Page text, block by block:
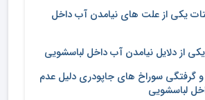
یکی از علت های نیامدن آب داخل
از دلایل نیامدن آب داخل لباسشویی
سوراخ های جاپودری دلیل عدم
لباسشویی